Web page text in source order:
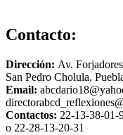
Contacto:
Dirección: Av.
San Pedro Cholula,
Email:
Contactos: 22-13-38-01-
o 22-28-13-20-31